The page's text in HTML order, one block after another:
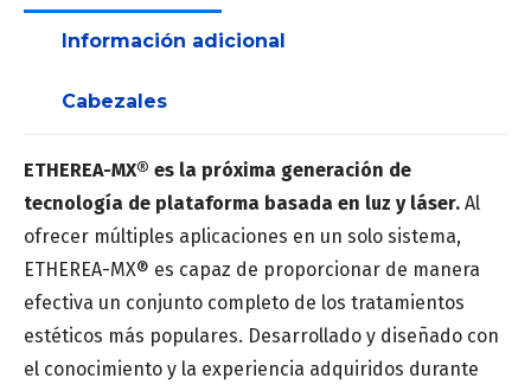
Nombre*
Correo*
Número de teléfono *
Información adicional
Cabezales
ETHEREA-MX® es la próxima generación de
tecnología de plataforma basada en luz y láser. Al
ofrecer múltiples aplicaciones en un solo sistema,
ETHEREA-MX® es capaz de proporcionar de manera
efectiva un conjunto completo de los tratamientos
estéticos más populares. Desarrollado y diseñado con
el conocimiento y la experiencia adquiridos durante